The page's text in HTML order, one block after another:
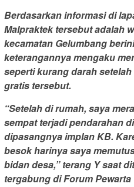
Berdasarkan informasi di
Malpraktek tersebut adalah
kecamatan Gelumbang
keterangannya mengaku
seperti kurang darah
gratis tersebut.
“Setelah di rumah, saya
sempat terjadi pendarahan
dipasangnya implan KB.
besok harinya saya
bidan desa,” terang Y saat
tergabung di Forum